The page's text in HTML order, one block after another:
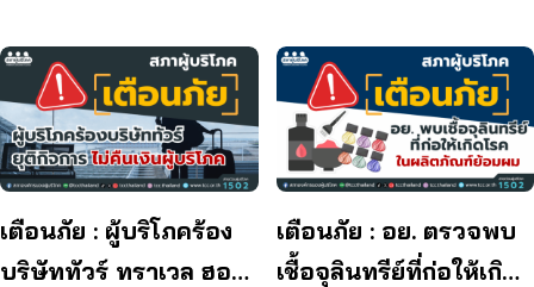
เตือนภัย : ผู้บริโภคร้อง
บริษัททัวร์ ทราเวล ฮอลิ
เตือนภัย : อย. ตรวจพบ
เชื้อจุลินทรีย์ที่ก่อให้เกิด